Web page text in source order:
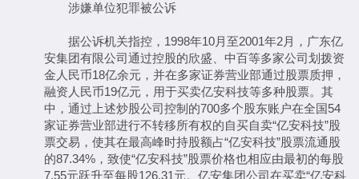
涉嫌单位犯罪被公诉
据公诉机关指控，1998年10月至2001年2月，广东亿
安集团有限公司通过控股的欣盛、中百等多家公司划拨资
金人民币18亿余元，并在多家证券营业部通过股票质押，
融资人民币19亿元，用于买卖亿安科技等多种股票。其
中，通过上述炒股公司控制的700多个股东账户在全国54
家证券营业部进行不转移所有权的自买自卖“亿安科技”股
票交易，使其在最高峰时持股额占“亿安科技”股票流通股
的87.34%，致使“亿安科技”股票价格也相应由最初的每股
7.55元跃升至每股126.31元。亿安集团公司在买卖“亿安科